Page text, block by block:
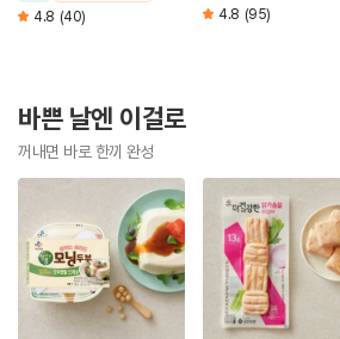
4.8 (40) 4.8 (95)
바쁜 날엔 이걸로
꺼내면 바로 한끼 완성